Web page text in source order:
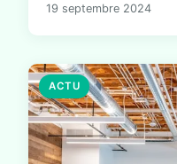
19 septembre 2024
ACTU